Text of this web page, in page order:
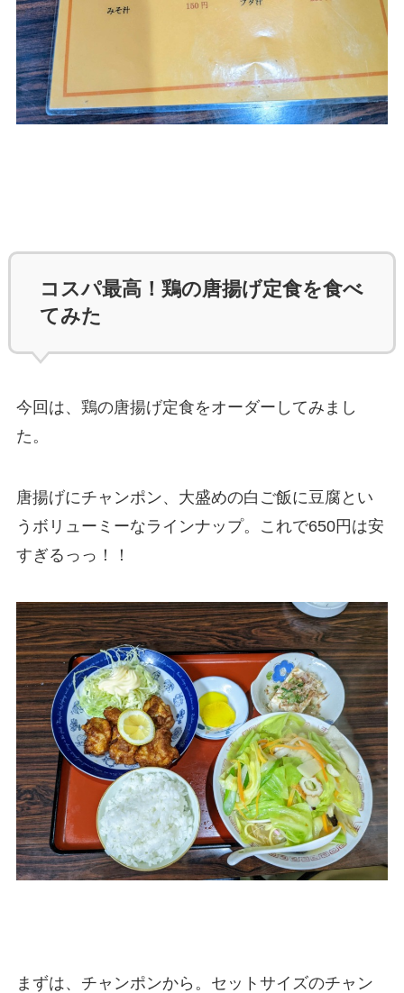
コスパ最高！鶏の唐揚げ定食を食べ
てみた
今回は、鶏の唐揚げ定食をオーダーしてみまし
た。
唐揚げにチャンポン、大盛めの白ご飯に豆腐とい
うボリューミーなラインナップ。これで650円は安
すぎるっっ！！
まずは、チャンポンから。セットサイズのチャン